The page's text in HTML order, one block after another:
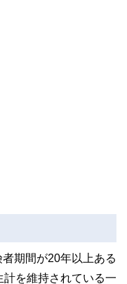
期間が20年以上ある
を維持されている一